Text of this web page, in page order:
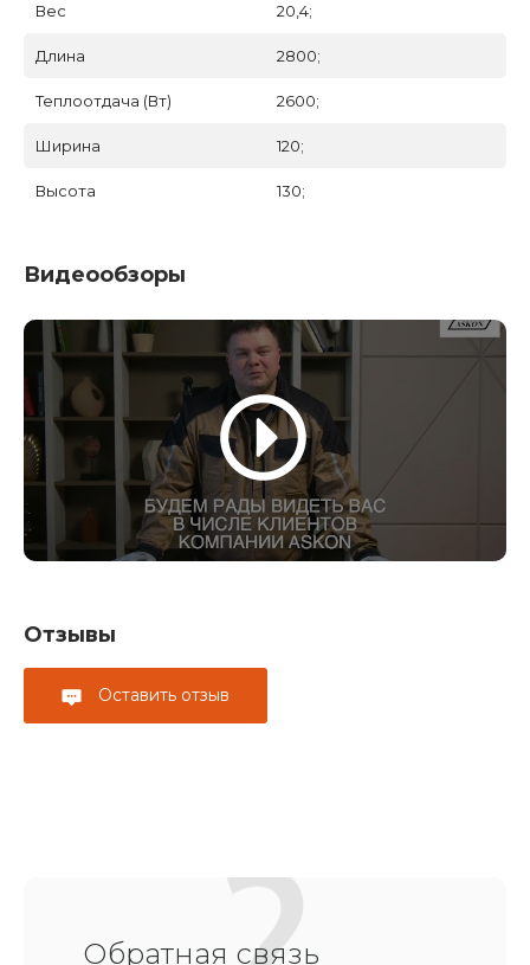
Вес 20,4;
Длина 2800;
Теплоотдача (Вт) 2600;
Ширина 120;
Высота 130;
Видеообзоры
Отзывы
Оставить отзыв
Обратная связь